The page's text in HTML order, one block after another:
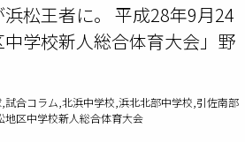
松王者に。 平成28年9月24
学校新人総合体育大会」野
,試合コラム,北浜中学校,浜北北部中学校,引佐南部
区中学校新人総合体育大会